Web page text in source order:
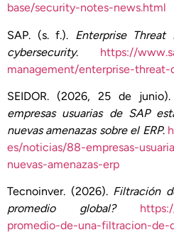
base/security-notes-news.html
SAP. (s. f.). Enterprise
cybersecurity. https://
management/enterprise-
SEIDOR. (2026, 25 de junio).
empresas usuarias de SAP
nuevas amenazas sobre el ERP.
es/noticias/88-empresas-
nuevas-amenazas-erp
Tecnoinver. (2026). Filtración
promedio global?
promedio-de-una-filtracion-de-